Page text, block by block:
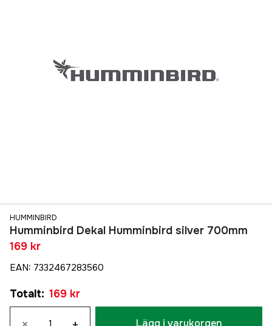
HUMMINBIRD
Humminbird Dekal Humminbird silver 700mm
169 kr
EAN: 7332467283560
Totalt: 169 kr
Lägg i varukorgen